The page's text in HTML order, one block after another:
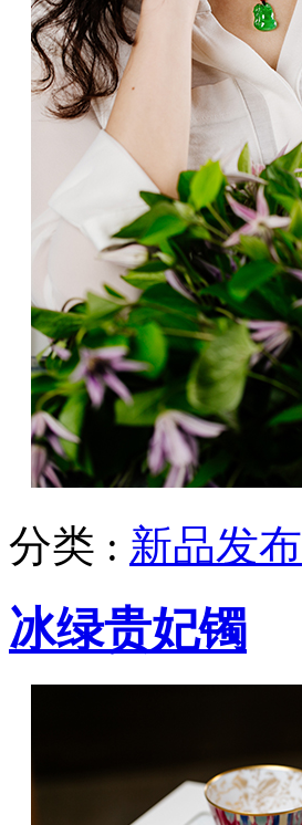
分类 : 新品发布
冰绿贵妃镯